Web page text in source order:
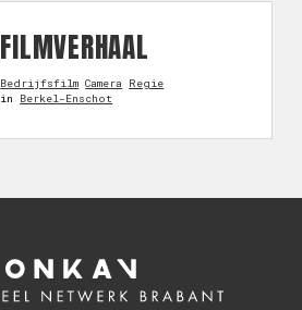
FILMVERHAAL
Bedrijfsfilm Camera
Regie
in Berkel-Enschot